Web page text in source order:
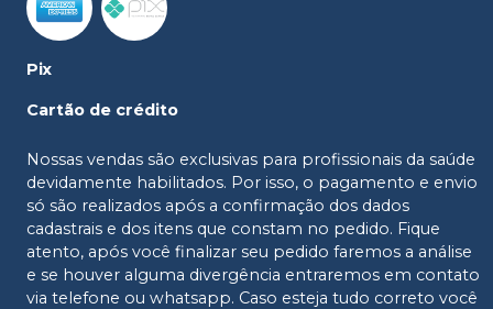
Pix
Cartão de crédito
Nossas vendas são exclusivas para profissionais da saúde
devidamente habilitados. Por isso, o pagamento e envio
só são realizados após a confirmação dos dados
cadastrais e dos itens que constam no pedido. Fique
atento, após você finalizar seu pedido faremos a análise
e se houver alguma divergência entraremos em contato
via telefone ou whatsapp. Caso esteja tudo correto você